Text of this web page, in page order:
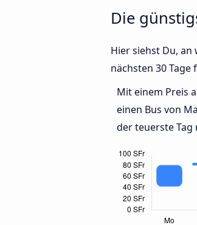
Die
Hier siehst Du,
nächsten 30 Tage
Mit einem Preis
einen Bus von
der teuerste Tag